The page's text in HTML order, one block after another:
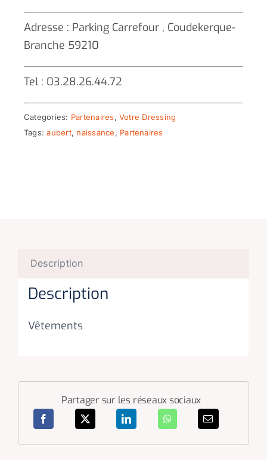
Adresse : Parking Carrefour , Coudekerque-
Branche 59210
Tel : 03.28.26.44.72
Categories: Partenaires, Votre Dressing
Tags:aubert, naissance, Partenaires
Description
Description
Vêtements
Partager sur les réseaux sociaux